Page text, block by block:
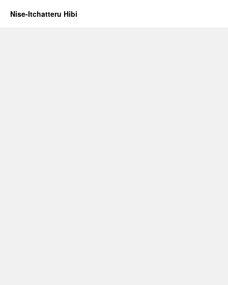
Nise-Itchatteru Hibi